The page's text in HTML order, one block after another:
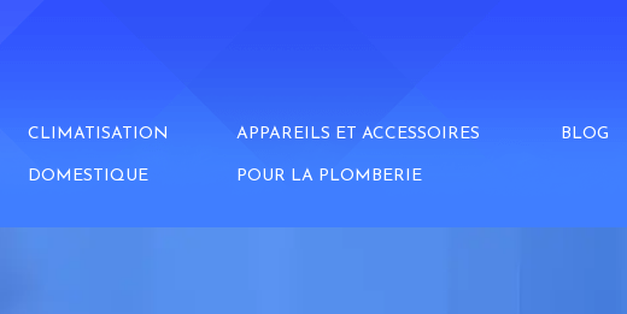
CLIMATISATION
DOMESTIQUE
APPAREILS ET ACCESSOIRES
POUR LA PLOMBERIE
BLOG